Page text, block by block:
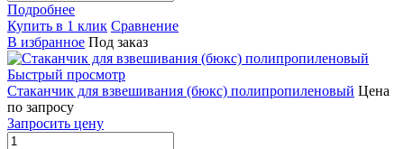
Подробнее
Купить в 1 клик Сравнение
В избранное Под заказ
Быстрый просмотр
Стаканчик для взвешивания (бюкс) полипропиленовый Цена
по запросу
Запросить цену